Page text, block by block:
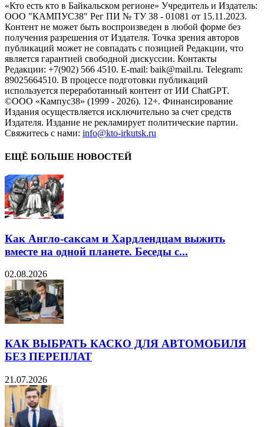
«Кто есть кто в Байкальском регионе» Учредитель и Издатель:
ООО "КАМПУС38" Рег ПИ № ТУ 38 - 01081 от 15.11.2023.
Контент не может быть воспроизведен в любой форме без
получения разрешения от Издателя. Точка зрения авторов
публикаций может не совпадать с позицией Редакции, что
является гарантией свободной дискуссии. Контакты
Редакции: +7(902) 566 4510. E-mail: baik@mail.ru. Telegram:
89025664510. В процессе подготовки публикаций
используется переработанный контент от ИИ ChatGPT.
©ООО «Кампус38» (1999 - 2026). 12+. Финансирование
Издания осуществляется исключительно за счет средств
Издателя. Издание не рекламирует политические партии.
Свяжитесь с нами: info@kto-irkutsk.ru
ЕЩЁ БОЛЬШЕ НОВОСТЕЙ
Как Англо-саксам и Хардлендцам выжить
вместе на одной планете. Беседы с...
02.08.2026
КАК ВЫБРАТЬ КАСКО ДЛЯ АВТОМОБИЛЯ
БЕЗ ПЕРЕПЛАТ
21.07.2026